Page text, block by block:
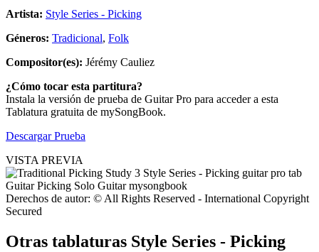
Artista: Style Series - Picking
Géneros: Tradicional, Folk
Compositor(es): Jérémy Cauliez
¿Cómo tocar esta partitura?
Instala la versión de prueba de Guitar Pro para acceder a esta
Tablatura gratuita de mySongBook.
Descargar Prueba
VISTA PREVIA
Derechos de autor: © All Rights Reserved - International Copyright
Secured
Otras tablaturas Style Series - Picking